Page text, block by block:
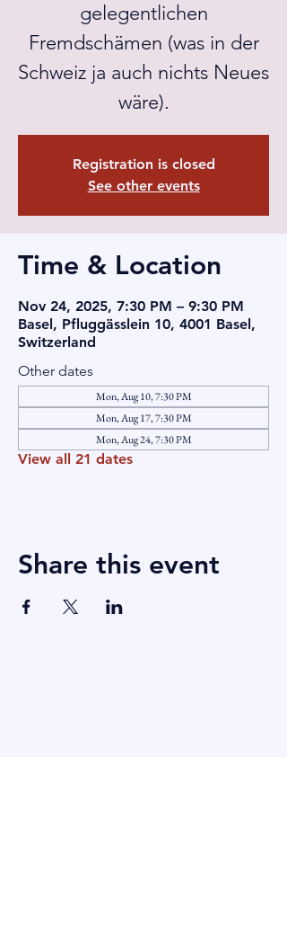
gelegentlichen
Fremdschämen (was in der
Schweiz ja auch nichts Neues
wäre).
Registration is closed
See other events
Time & Location
Nov 24, 2025, 7:30 PM – 9:30 PM
Basel, Pfluggässlein 10, 4001 Basel,
Switzerland
Other dates
Mon, Aug 10, 7:30 PM
Mon, Aug 17, 7:30 PM
Mon, Aug 24, 7:30 PM
View all 21 dates
Share this event